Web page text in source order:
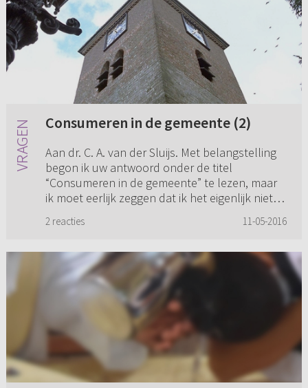
Consumeren in de gemeente (2)
Aan dr. C. A. van der Sluijs. Met belangstelling
begon ik uw antwoord onder de titel
“Consumeren in de gemeente” te lezen, maar
ik moet eerlijk zeggen dat ik het eigenlijk niet
2 reacties 11-05-2016